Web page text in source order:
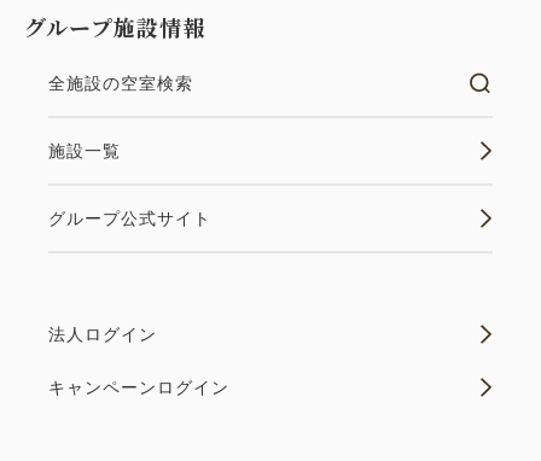
Cafeラウンジ(13:00～17:00)でウェルカムドリンク
空室なし 詳細
グループ施設情報
全施設の空室検索
施設一覧
グループ公式サイト
法人ログイン
キャンペーンログイン